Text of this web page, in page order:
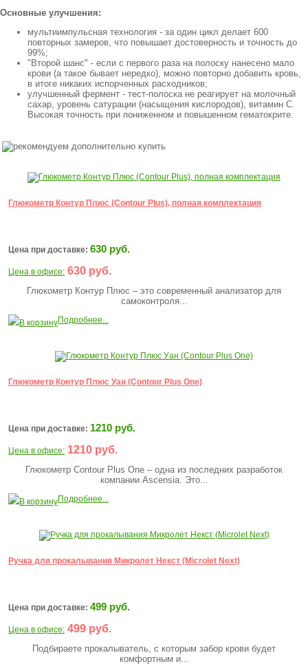
Основные улучшения:
мультиимпульсная технология - за один цикл делает 600
повторных замеров, что повышает достоверность и точность до
99%;
"Второй шанс" - если с первого раза на полоску нанесено мало
крови (а такое бывает нередко), можно повторно добавить кровь,
в итоге никаких испорченных расходников;
улучшенный фермент - тест-полоска не реагирует на молочный
сахар, уровень сатурации (насыщения кислородов), витамин С.
Высокая точность при пониженном и повышенном гематокрите.
Глюкометр Контур Плюс (Contour Plus), полная комплектация
Цена при доставке: 630 руб.
Цена в офисе: 630 руб.
Глюкометр Контур Плюс – это современный анализатор для
самоконтроля...
В корзинуПодробнее...
Глюкометр Контур Плюс Уан (Contour Plus One)
Цена при доставке: 1210 руб.
Цена в офисе: 1210 руб.
Глюкометр Contour Plus One – одна из последних разработок
компании Ascensia. Это...
В корзинуПодробнее...
Ручка для прокалывания Микролет Некст (Microlet Next)
Цена при доставке: 499 руб.
Цена в офисе: 499 руб.
Подбираете прокалыватель, с которым забор крови будет
комфортным и...